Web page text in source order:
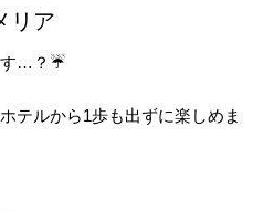
リア
す…？☔️
テルから1歩も出ずに楽しめま